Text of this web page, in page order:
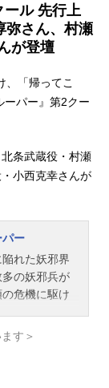
ール 先行上
さん、村瀬
が登壇
、「帰ってこ
ーパー』第2クー
条武蔵役・村瀬
小西克幸さんが
パー
れた妖邪界
の妖邪兵が
危機に駆け
トルーパ
す＞